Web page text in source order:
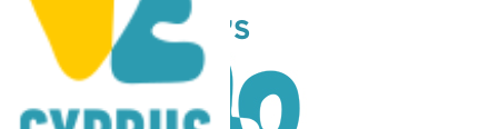
MODERN & MUM’S